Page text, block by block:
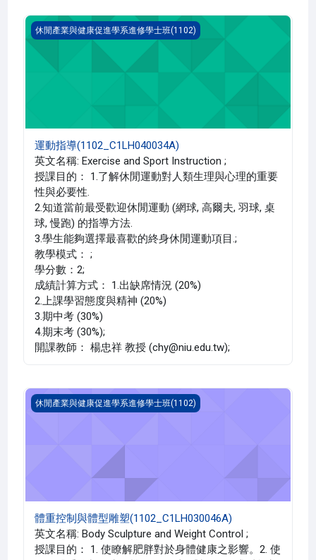
運動指導(1102_C1LH040034A)
休閒產業與健康促進學系進修學士班(1102)
運動指導(1102_C1LH040034A)
英文名稱: Exercise and Sport Instruction ;
授課目的： 1.了解休閒運動對人類生理與心理的重要
性與必要性.
2.知道當前最受歡迎休閒運動 (網球, 高爾夫, 羽球, 桌
球, 慢跑) 的指導方法.
3.學生能夠選擇最喜歡的終身休閒運動項目.;
教學模式： ;
學分數：2;
成績計算方式： 1.出缺席情況 (20%)
2.上課學習態度與精神 (20%)
3.期中考 (30%)
4.期末考 (30%);
開課教師： 楊忠祥 教授 (chy@niu.edu.tw);
體重控制與體型雕塑(1102_C1LH030046A)
休閒產業與健康促進學系進修學士班(1102)
體重控制與體型雕塑(1102_C1LH030046A)
英文名稱: Body Sculpture and Weight Control ;
授課目的： 1. 使瞭解肥胖對於身體健康之影響。2. 使